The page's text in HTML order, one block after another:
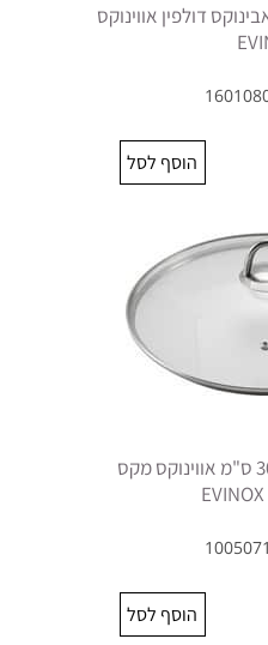
22ס"מ אבינוקס דולפין אווינוקס
הוסף לסל
מכסה פיירקס קוטר 30 ס"מ אווינוקס מקס
הוסף לסל